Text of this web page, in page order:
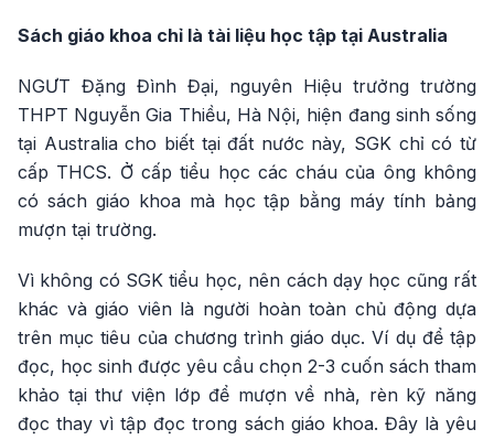
Sách giáo khoa chỉ là tài liệu học tập tại Australia
NGƯT Đặng Đình Đại, nguyên Hiệu trưởng trường
THPT Nguyễn Gia Thiều, Hà Nội, hiện đang sinh sống
tại Australia cho biết tại đất nước này, SGK chỉ có từ
cấp THCS. Ở cấp tiểu học các cháu của ông không
có sách giáo khoa mà học tập bằng máy tính bảng
mượn tại trường.
Vì không có SGK tiểu học, nên cách dạy học cũng rất
khác và giáo viên là người hoàn toàn chủ động dựa
trên mục tiêu của chương trình giáo dục. Ví dụ để tập
đọc, học sinh được yêu cầu chọn 2-3 cuốn sách tham
khảo tại thư viện lớp để mượn về nhà, rèn kỹ năng
đọc thay vì tập đọc trong sách giáo khoa. Đây là yêu